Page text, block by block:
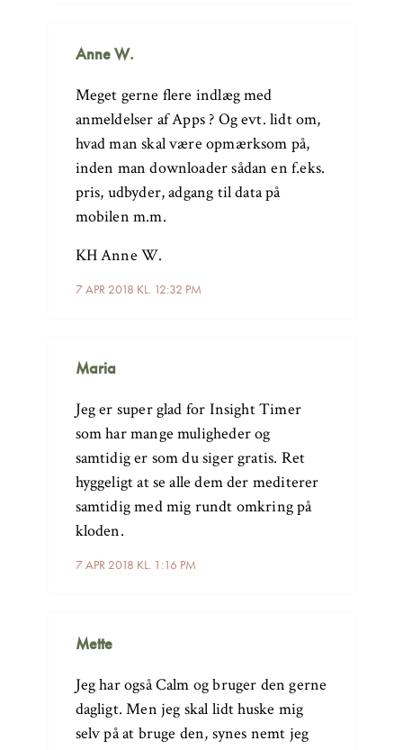
Anne W.
7 APR 2018 KL. 12:32 PM
Meget gerne flere indlæg med
anmeldelser af Apps ? Og evt. lidt om,
hvad man skal være opmærksom på,
inden man downloader sådan en f.eks.
pris, udbyder, adgang til data på
mobilen m.m.
KH Anne W.
Maria
7 APR 2018 KL. 1:16 PM
Jeg er super glad for Insight Timer
som har mange muligheder og
samtidig er som du siger gratis. Ret
hyggeligt at se alle dem der mediterer
samtidig med mig rundt omkring på
kloden.
Mette
Jeg har også Calm og bruger den gerne
dagligt. Men jeg skal lidt huske mig
selv på at bruge den, synes nemt jeg